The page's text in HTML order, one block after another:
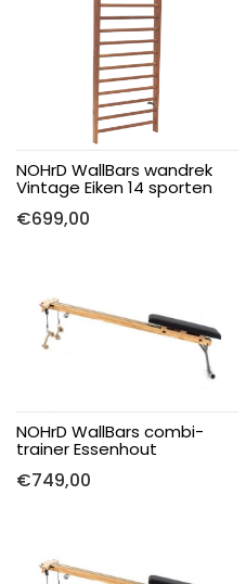
NOHrD WallBars wandrek
Vintage Eiken 14 sporten
€699,00
NOHrD WallBars combi-
trainer Essenhout
€749,00